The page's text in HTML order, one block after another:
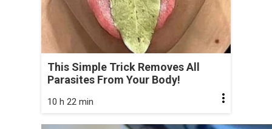
This Simple Trick Removes All
Parasites From Your Body!
10 h 22 min